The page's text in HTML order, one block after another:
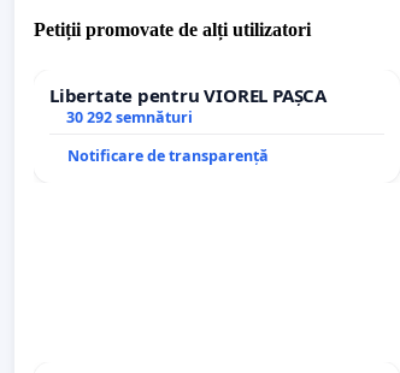
Petiții promovate de alți utilizatori
Libertate pentru VIOREL PAȘCA
30 292 semnături
Notificare de transparență